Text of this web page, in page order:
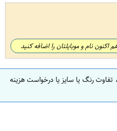
اکنون نام و موبایلتان را اضافه کنید
رنگ یا سایز یا درخواست هزینه